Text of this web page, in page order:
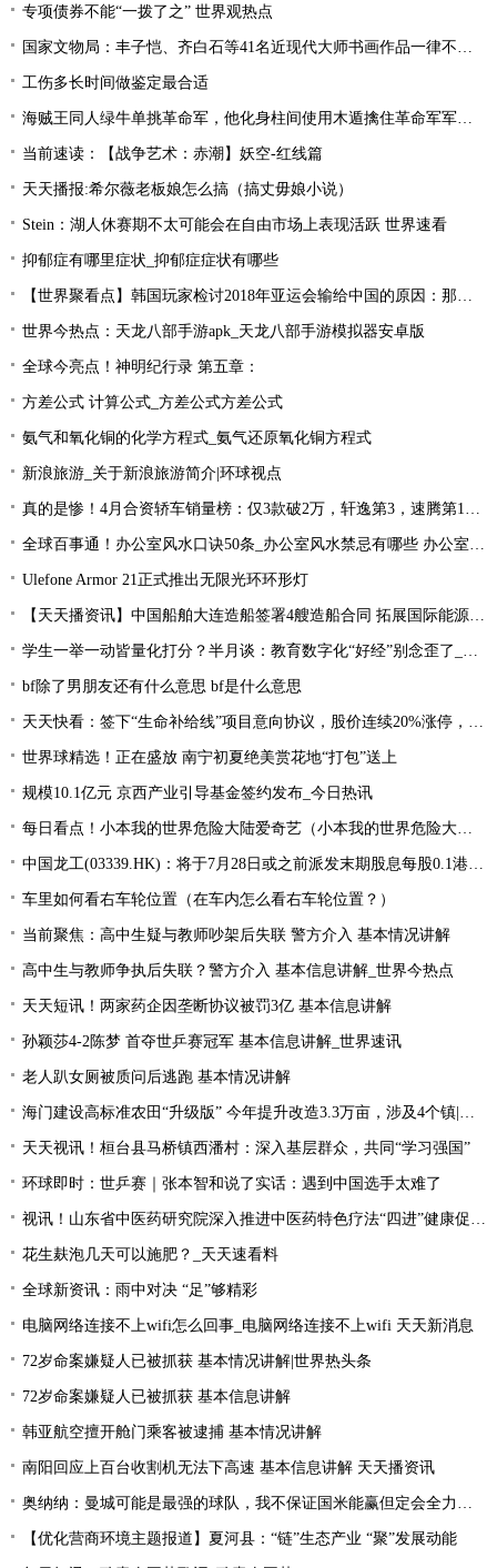
专项债券不能“一拨了之” 世界观热点
国家文物局：丰子恺、齐白石等41名近现代大师书画作品一律不准出境
工伤多长时间做鉴定最合适
海贼王同人绿牛单挑革命军，他化身柱间使用木遁擒住革命军军长！
当前速读：【战争艺术：赤潮】妖空-红线篇
天天播报:希尔薇老板娘怎么搞（搞丈毋娘小说）
Stein：湖人休赛期不太可能会在自由市场上表现活跃 世界速看
抑郁症有哪里症状_抑郁症症状有哪些
【世界聚看点】韩国玩家检讨2018年亚运会输给中国的原因：那一年是Uzi的时代！
世界今热点：天龙八部手游apk_天龙八部手游模拟器安卓版
全球今亮点！神明纪行录 第五章：
方差公式 计算公式_方差公式方差公式
氨气和氧化铜的化学方程式_氨气还原氧化铜方程式
新浪旅游_关于新浪旅游简介|环球视点
真的是惨！4月合资轿车销量榜：仅3款破2万，轩逸第3，速腾第16！
全球百事通！办公室风水口诀50条_办公室风水禁忌有哪些 办公室风水禁忌大全
Ulefone Armor 21正式推出无限光环环形灯
【天天播资讯】中国船舶大连造船签署4艘造船合同 拓展国际能源运输领域合作
学生一举一动皆量化打分？半月谈：教育数字化“好经”别念歪了_环球今亮点
bf除了男朋友还有什么意思 bf是什么意思
天天快看：签下“生命补给线”项目意向协议，股价连续20%涨停，这家公司获机构扎堆关注
世界球精选！正在盛放 南宁初夏绝美赏花地“打包”送上
规模10.1亿元 京西产业引导基金签约发布_今日热讯
每日看点！小本我的世界危险大陆爱奇艺（小本我的世界危险大陆）
中国龙工(03339.HK)：将于7月28日或之前派发末期股息每股0.1港元-世界微资讯
车里如何看右车轮位置（在车内怎么看右车轮位置？）
当前聚焦：高中生疑与教师吵架后失联 警方介入 基本情况讲解
高中生与教师争执后失联？警方介入 基本信息讲解_世界今热点
天天短讯！两家药企因垄断协议被罚3亿 基本信息讲解
孙颖莎4-2陈梦 首夺世乒赛冠军 基本信息讲解_世界速讯
老人趴女厕被质问后逃跑 基本情况讲解
海门建设高标准农田“升级版” 今年提升改造3.3万亩，涉及4个镇|每日速读
天天视讯！桓台县马桥镇西潘村：深入基层群众，共同“学习强国”
环球即时：世乒赛｜张本智和说了实话：遇到中国选手太难了
视讯！山东省中医药研究院深入推进中医药特色疗法“四进”健康促进行动
花生麸泡几天可以施肥？_天天速看料
全球新资讯：雨中对决 “足”够精彩
电脑网络连接不上wifi怎么回事_电脑网络连接不上wifi 天天新消息
72岁命案嫌疑人已被抓获 基本情况讲解|世界热头条
72岁命案嫌疑人已被抓获 基本信息讲解
韩亚航空擅开舱门乘客被逮捕 基本情况讲解
南阳回应上百台收割机无法下高速 基本信息讲解 天天播资讯
奥纳纳：曼城可能是最强的球队，我不保证国米能赢但定会全力以赴|环球最新
【优化营商环境主题报道】夏河县：“链”生态产业 “聚”发展动能